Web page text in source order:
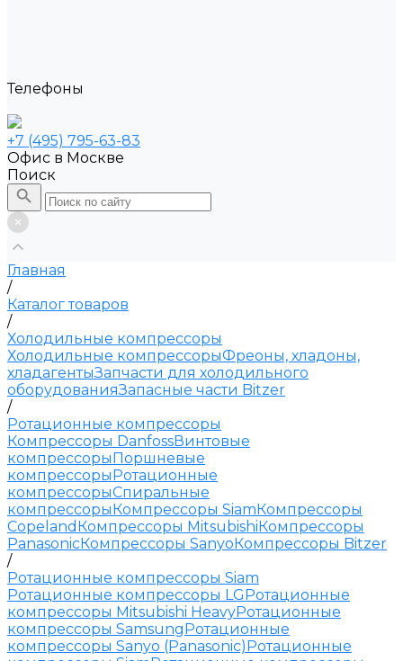
Телефоны
+7 (495) 795-63-83
Офис в Москве
Поиск
Главная
/
Каталог товаров
/
Холодильные компрессоры
Холодильные компрессорыФреоны, хладоны,
хладагентыЗапчасти для холодильного
оборудованияЗапасные части Bitzer
/
Ротационные компрессоры
Компрессоры DanfossВинтовые
компрессорыПоршневые
компрессорыРотационные
компрессорыСпиральные
компрессорыКомпрессоры SiamКомпрессоры
Copeland Компрессоры MitsubishiКомпрессоры
PanasonicКомпрессоры SanyoКомпрессоры Bitzer
/
Ротационные компрессоры Siam
Ротационные компрессоры LGРотационные
компрессоры Mitsubishi HeavyРотационные
компрессоры SamsungРотационные
компрессоры Sanyo (Panasonic)Ротационные